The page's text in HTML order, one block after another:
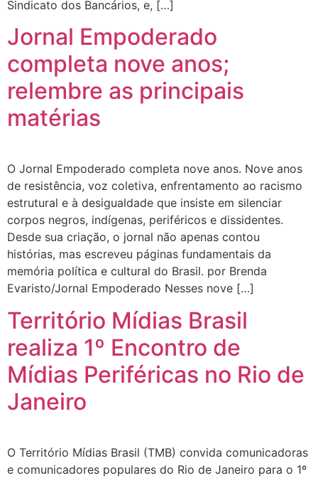
Sindicato dos Bancários, e, […]
Jornal Empoderado
completa nove anos;
relembre as principais
matérias
O Jornal Empoderado completa nove anos. Nove anos
de resistência, voz coletiva, enfrentamento ao racismo
estrutural e à desigualdade que insiste em silenciar
corpos negros, indígenas, periféricos e dissidentes.
Desde sua criação, o jornal não apenas contou
histórias, mas escreveu páginas fundamentais da
memória política e cultural do Brasil. por Brenda
Evaristo/Jornal Empoderado Nesses nove […]
Território Mídias Brasil
realiza 1º Encontro de
Mídias Periféricas no Rio de
Janeiro
O Território Mídias Brasil (TMB) convida comunicadoras
e comunicadores populares do Rio de Janeiro para o 1º